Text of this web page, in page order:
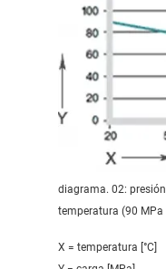
diagrama. 02:
temperatura (90 MPa
X = temperatura [°C]